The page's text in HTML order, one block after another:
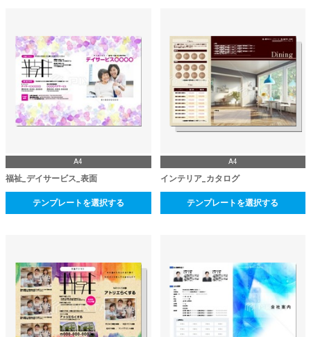
A4
福祉_デイサービス_表面
テンプレートを選択する
A4
インテリア_カタログ
テンプレートを選択する